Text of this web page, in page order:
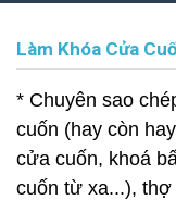
Làm Khóa Cửa
* Chuyên sao
cuốn (hay còn
cửa cuốn, khoá
cuốn từ xa...),